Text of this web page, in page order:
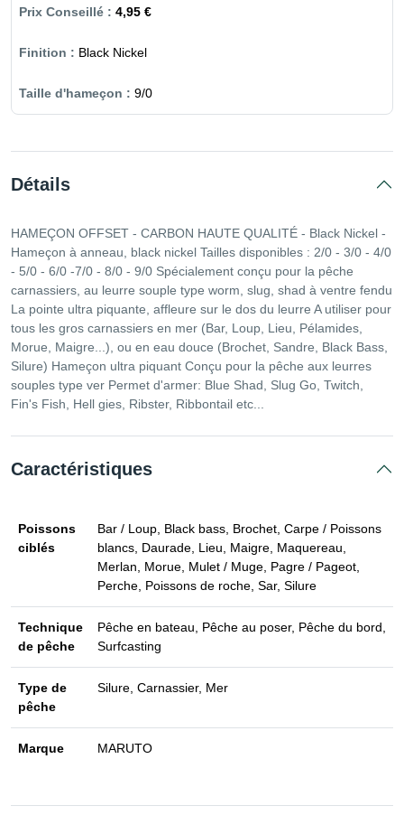
4,95 €
Black Nickel
9/0
Détails
HAMEÇON OFFSET - CARBON HAUTE QUALITÉ - Black Nickel -
Hameçon à anneau, black nickel Tailles disponibles : 2/0 - 3/0 - 4/0
- 5/0 - 6/0 -7/0 - 8/0 - 9/0 Spécialement conçu pour la pêche
carnassiers, au leurre souple type worm, slug, shad à ventre fendu
La pointe ultra piquante, affleure sur le dos du leurre A utiliser pour
tous les gros carnassiers en mer (Bar, Loup, Lieu, Pélamides,
Morue, Maigre...), ou en eau douce (Brochet, Sandre, Black Bass,
Silure) Hameçon ultra piquant Conçu pour la pêche aux leurres
souples type ver Permet d'armer: Blue Shad, Slug Go, Twitch,
Fin's Fish, Hell gies, Ribster, Ribbontail etc...
Caractéristiques
Poissons
ciblés
Bar / Loup, Black bass, Brochet, Carpe / Poissons
blancs, Daurade, Lieu, Maigre, Maquereau,
Merlan, Morue, Mulet / Muge, Pagre / Pageot,
Perche, Poissons de roche, Sar, Silure
Technique
de pêche
Pêche en bateau, Pêche au poser, Pêche du bord,
Surfcasting
Type de
pêche
Silure, Carnassier, Mer
Marque MARUTO